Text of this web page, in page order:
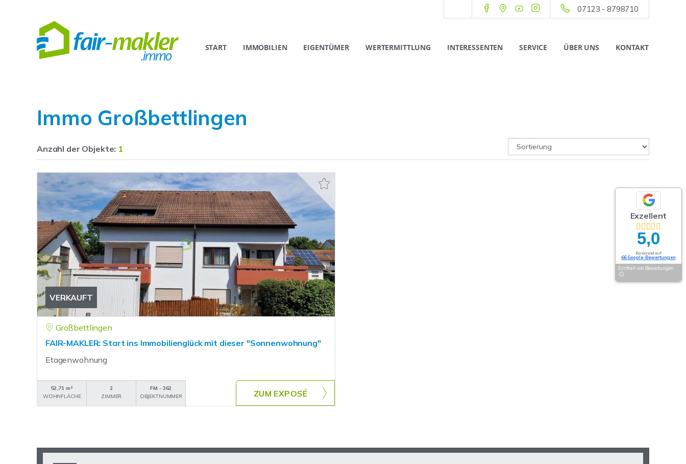
07123 - 8798710
START IMMOBILIEN EIGENTÜMER WERTERMITTLUNG INTERESSENTEN SERVICE ÜBER UNS KONTAKT
Immo Großbettlingen
Anzahl der Objekte: 1
VERKAUFT
Großbettlingen
FAIR-MAKLER: Start ins Immobilienglück mit dieser "Sonnenwohnung"
Etagenwohnung
52,71 m²
WOHNFLÄCHE
2
ZIMMER
FM - 362
OBJEKTNUMMER
ZUM EXPOSÉ
Exzellent
5,0
Basierend auf
66 Google-Bewertungen
Echtheit von Bewertungen